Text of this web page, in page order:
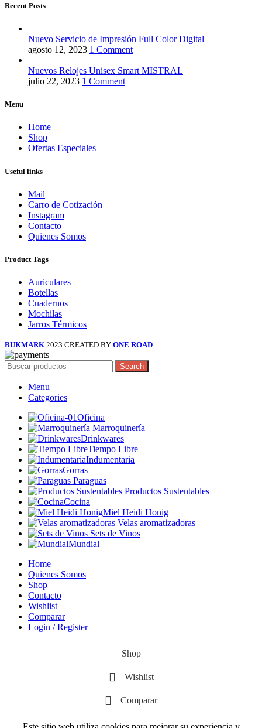
Recent Posts
Nuevo Servicio de Impresión Full Color Digital
agosto 12, 2023 1 Comment
Nuevos Relojes Unisex Smart MISTRAL
julio 22, 2023 1 Comment
Menu
Home
Shop
Ofertas Especiales
Useful links
Mail
Carro de Cotización
Instagram
Contacto
Quienes Somos
Product Tags
Auriculares
Botellas
Cuadernos
Mochilas
Jarros Térmicos
BUKMARK 2023 CREATED BY ONE ROAD
Search
Menu
Categories
Oficina
Marroquinería
Drinkwares
Tiempo Libre
Indumentaria
Gorras
Paraguas
Productos Sustentables
Cocina
Miel Heidi Honig
Velas aromatizadoras
Sets de Vinos
Mundial
Home
Quienes Somos
Shop
Contacto
Wishlist
Comparar
Login / Register
Shop
Wishlist
Comparar